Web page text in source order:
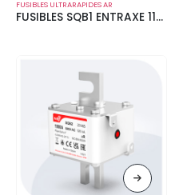
FUSIBLES ULTRARAPIDES AR
FUSIBLES SQB1 ENTRAXE 110 MM 690V